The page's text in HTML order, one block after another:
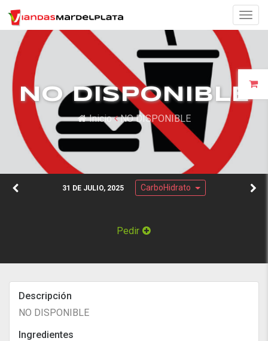
NO DISPONIBLE
Inicio NO DISPONIBLE
31 DE JULIO, 2025 CarboHidrato
Pedir
Descripción
NO DISPONIBLE
Ingredientes